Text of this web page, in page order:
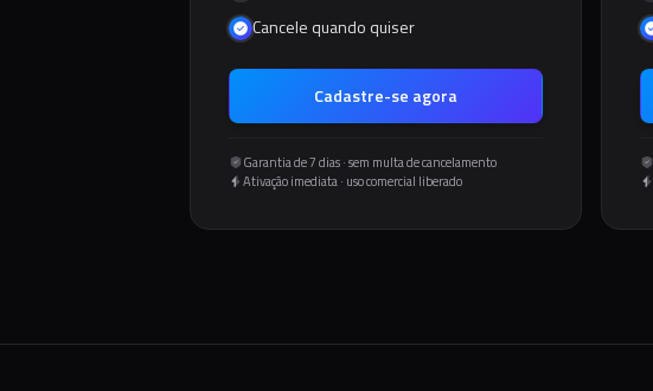
Cancele quando quiser
Cadastre-se agora
Garantia de 7 dias · sem multa de cancelamento
Ativação imediata · uso comercial liberado